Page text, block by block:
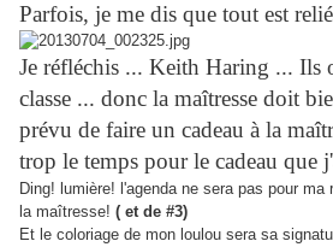
Parfois, je me dis que tout est
Je réfléchis ... Keith Haring ... Ils
classe ... donc la maîtresse doit
prévu de faire un cadeau à la
trop le temps pour le cadeau que
Ding! lumière! l'agenda ne sera pas pour
la maîtresse! ( et de #3)
Et le coloriage de mon loulou sera sa